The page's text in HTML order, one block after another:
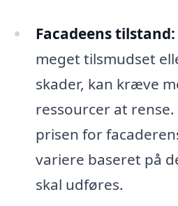
Facadeens tilstand:
meget tilsmudset
skader, kan kræve
ressourcer at
prisen for
variere baseret på
skal udføres.